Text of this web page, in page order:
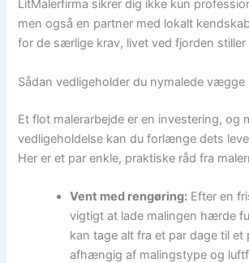
LitMalerfirma sikrer dig ikke kun
men også en partner med lokalt
for de særlige krav, livet ved fjorden stiller
Sådan vedligeholder du nymalede vægge
Et flot malerarbejde er en investering, og
vedligeholdelse kan du forlænge dets
Her er et par enkle, praktiske råd fra
Vent med rengøring: Efter en
vigtigt at lade malingen hærde
kan tage alt fra et par dage til et
afhængig af malingstype og